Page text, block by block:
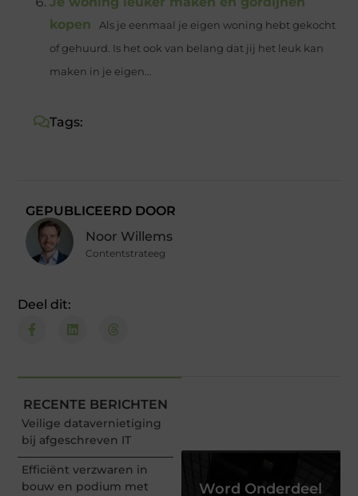
kopen
Als je eenmaal je eigen woning hebt gekocht
of gehuurd. Is het ook van belang dat jij het leuk kan
maken in je eigen...
Tags:
GEPUBLICEERD DOOR
Noor Willems
Contentstrateeg
Deel dit:
RECENTE BERICHTEN
Veilige datavernietiging
bij afgeschreven IT
Efficiënt verzwaren in
bouw en podium met
Word Onderdeel